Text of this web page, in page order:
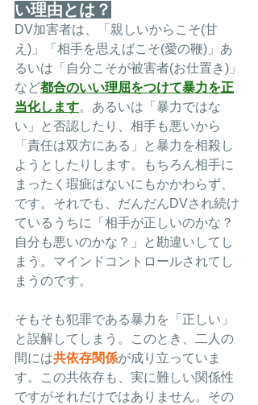
い理由とは？
DV加害者は、「親しいからこそ(甘
え)」「相手を思えばこそ(愛の鞭)」あ
るいは「自分こそが被害者(お仕置き)」
など都合のいい理屈をつけて暴力を正
当化します。あるいは「暴力ではな
い」と否認したり、相手も悪いから
「責任は双方にある」と暴力を相殺し
ようとしたりします。もちろん相手に
まったく瑕疵はないにもかかわらず、
です。それでも、だんだんDVされ続け
ているうちに「相手が正しいのかな？
自分も悪いのかな？」と勘違いしてし
まう。マインドコントロールされてし
まうのです。
そもそも犯罪である暴力を「正しい」
と誤解してしまう。このとき、二人の
間には共依存関係が成り立っていま
す。この共依存も、実に難しい関係性
ですがそれだけではありません。その